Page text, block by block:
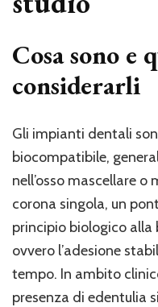
Cosa sono e
considerarli
Gli impianti dentali
biocompatibile,
nell’osso mascellare
corona singola, un
principio biologico alla
ovvero l’adesione
tempo. In ambito
presenza di edentulia